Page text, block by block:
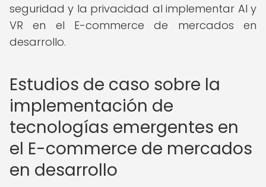
seguridad y la privacidad al implementar AI y
VR en el E-commerce de mercados en
desarrollo.
Estudios de caso sobre la
implementación de
tecnologías emergentes en
el E-commerce de mercados
en desarrollo